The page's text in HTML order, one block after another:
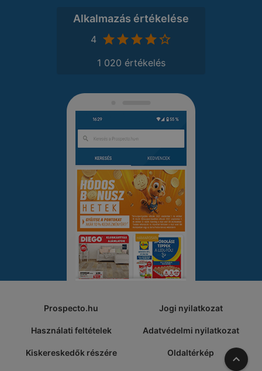
Alkalmazás értékelése
4
1 020 értékelés
Prospecto.hu Jogi nyilatkozat
Használati feltételek Adatvédelmi nyilatkozat
Kiskereskedők részére Oldaltérkép A